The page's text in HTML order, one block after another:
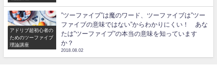
アドリブ超初心者の
ためのツーファイブ
理論講座
”ツーファイブ”は魔のワード、ツーファイブは”ツー
ファイブの意味ではない”からわかりにくい！ あな
たは”ツーファイブ”の本当の意味を知っています
か？
2018.08.02